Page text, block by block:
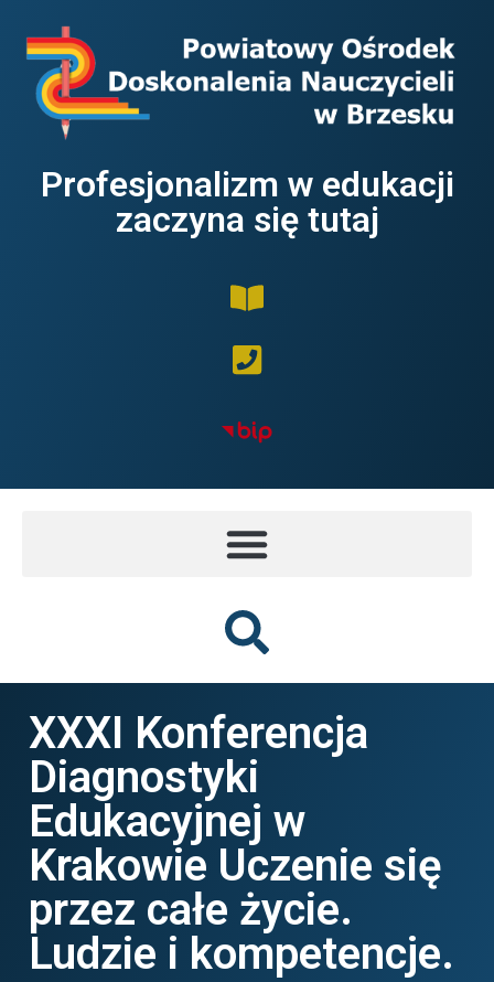
Profesjonalizm w edukacji
zaczyna się tutaj
XXXI Konferencja
Diagnostyki
Edukacyjnej w
Krakowie Uczenie się
przez całe życie.
Ludzie i kompetencje.